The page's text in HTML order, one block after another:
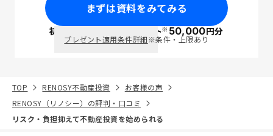
まずは資料をみてみる
初回面談で ポイント※50,000円分
プレゼント適用条件詳細※条件・上限あり
TOP RENOSY不動産投資
お客様の声
RENOSY（リノシー）の評判・口コミ
リスク・負担抑えて不動産投資を始められる